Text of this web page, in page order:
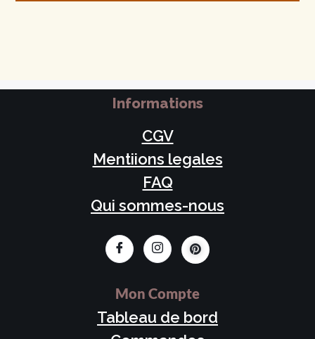
Informations
CGV
Mentiions legales
FAQ
Qui sommes-nous
Mon Compte
Tableau de bord